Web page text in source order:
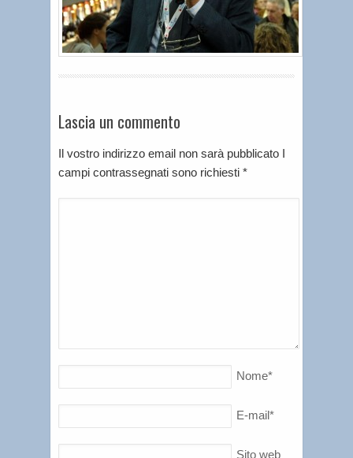
Lascia un commento
Il vostro indirizzo email non sarà pubblicato I
campi contrassegnati sono richiesti *
Nome*
E-mail*
Sito web